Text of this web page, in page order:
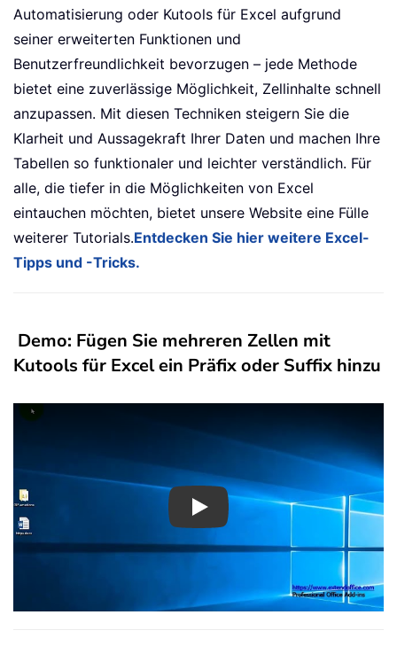
Automatisierung oder Kutools für Excel aufgrund
seiner erweiterten Funktionen und
Benutzerfreundlichkeit bevorzugen – jede Methode
bietet eine zuverlässige Möglichkeit, Zellinhalte schnell
anzupassen. Mit diesen Techniken steigern Sie die
Klarheit und Aussagekraft Ihrer Daten und machen Ihre
Tabellen so funktionaler und leichter verständlich. Für
alle, die tiefer in die Möglichkeiten von Excel
eintauchen möchten, bietet unsere Website eine Fülle
weiterer Tutorials.Entdecken Sie hier weitere Excel-
Tipps und -Tricks.
Demo: Fügen Sie mehreren Zellen mit
Kutools für Excel ein Präfix oder Suffix hinzu
Play